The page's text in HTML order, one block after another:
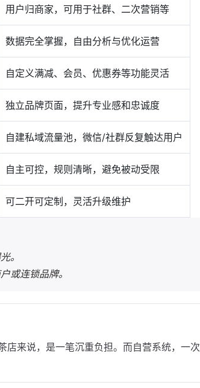
用户归商家，可用于社群、二次营销等
数据完全掌握，自由分析与优化运营
自定义满减、会员、优惠券等功能灵活
独立品牌页面，提升专业感和忠诚度
自建私域流量池，微信/社群反复触达用户
自主可控，规则清晰，避免被动受限
可二开可定制，灵活升级维护
。
或连锁品牌。
来说，是一笔沉重负担。而自营系统，一次